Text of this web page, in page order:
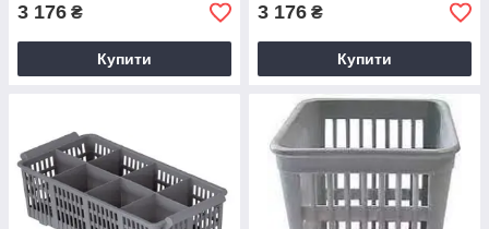
3 176 ₴
Купити
3 176 ₴
Купити